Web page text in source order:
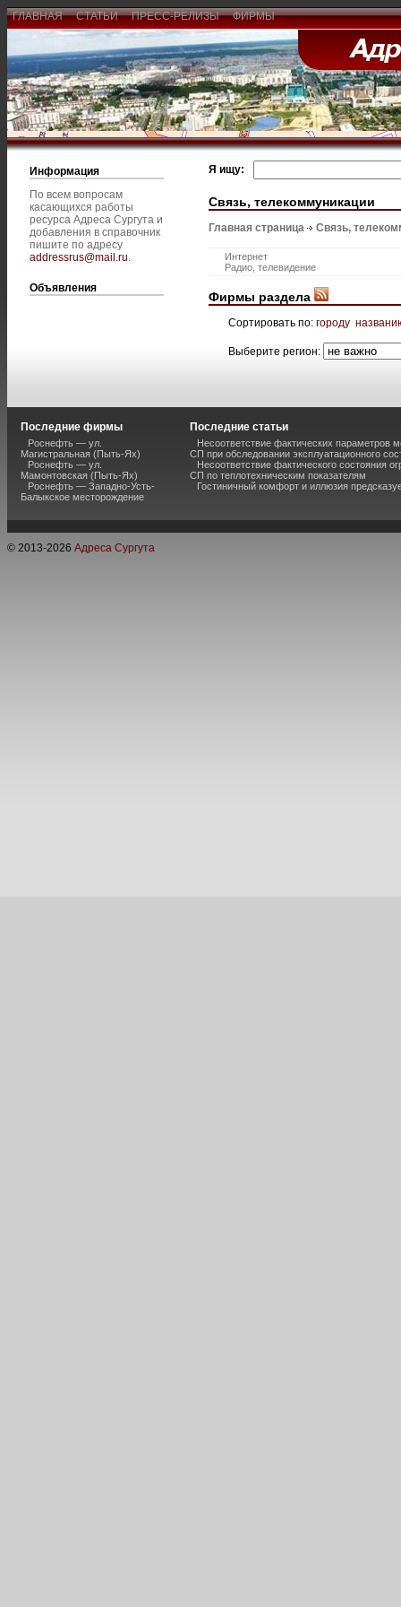
ГЛАВНАЯ СТАТЬИ ПРЕСС-РЕЛИЗЫ ФИРМЫ
Информация
По всем вопросам
касающихся работы
ресурса Адреса Сургута и
добавления в справочник
пишите по адресу
addressrus@mail.ru.
Объявления
Я ищу:
Связь, телекоммуникации
Главная страница Связь,
Интернет
Радио, телевидение
Фирмы раздела
Сортировать по: городу
Выберите регион:
Последние фирмы
Роснефть — ул.
Магистральная (Пыть-Ях)
Роснефть — ул.
Мамонтовская (Пыть-Ях)
Роснефть — Западно-Усть-
Балыкское месторождение
Последние статьи
Несоответствие фактических параметров
СП при обследовании эксплуатационного
Несоответствие фактического состояния
СП по теплотехническим показателям
Гостиничный комфорт и иллюзия
© 2013-2026 Адреса Сургута